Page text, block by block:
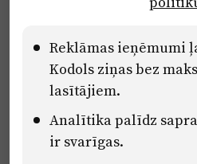
Pārredzamības paziņojumi
Eiropas Savienības Atveseļošanas
2.2. reformu un investīciju
transformācija un inovācijas”
uzņēmumu digitālās
Reklāmas ieņēmumi
Kodols ziņas bez
lasītājiem.
Analītika palīdz
ir svarīgas.